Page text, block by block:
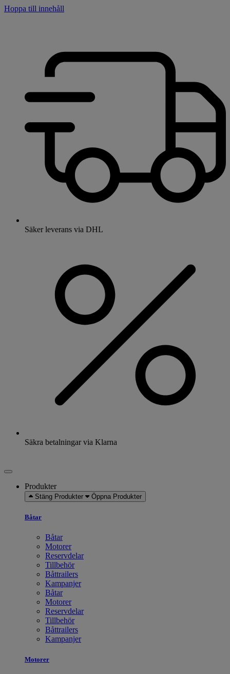
Hoppa till innehåll
Säker leverans via DHL
Säkra betalningar via Klarna
Produkter
Stäng Produkter Öppna Produkter
Båtar
Båtar
Motorer
Reservdelar
Tillbehör
Båttrailers
Kampanjer
Båtar
Motorer
Reservdelar
Tillbehör
Båttrailers
Kampanjer
Motorer